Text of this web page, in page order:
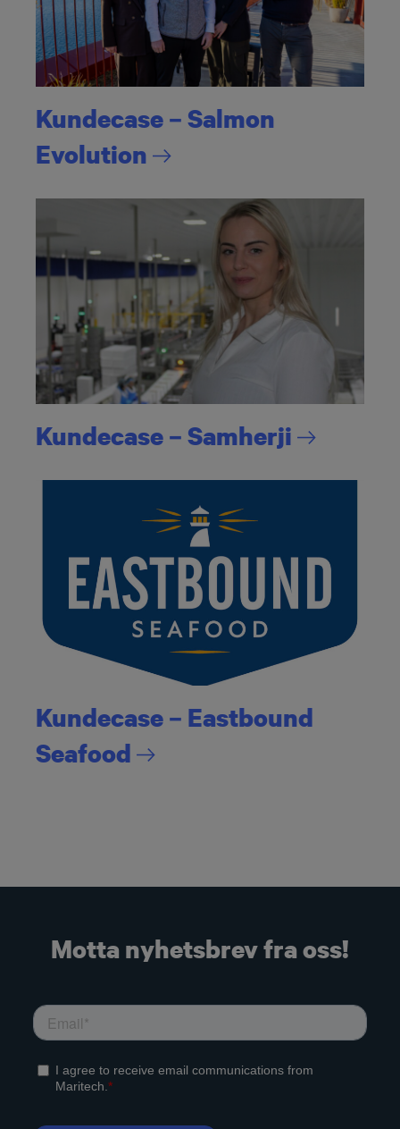
Kundecase – Salmon
Evolution
Kundecase –Samherji
Kundecase – Eastbound
Seafood
Motta nyhetsbrev fra oss!